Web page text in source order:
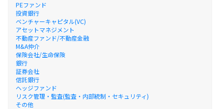
PEファンド
投資銀行
ベンチャーキャピタル(VC)
アセットマネジメント
不動産ファンド/不動産金融
M&A仲介
保険会社/生命保険
銀行
証券会社
信託銀行
ヘッジファンド
リスク管理・監査(監査・内部統制・セキュリティ)
その他